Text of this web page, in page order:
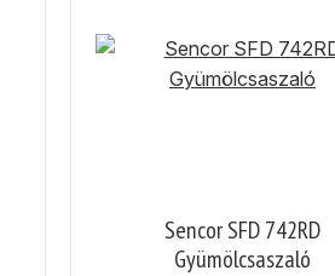
Sencor SFD 742RD
Gyümölcsaszaló